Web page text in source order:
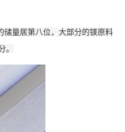
量居第八位，大部分的镁原料
。